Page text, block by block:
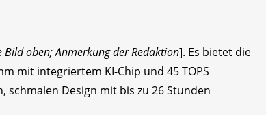
Bild oben; Anmerkung der Redaktion]. Es bietet die
mit integriertem KI-Chip und 45 TOPS
schmalen Design mit bis zu 26 Stunden